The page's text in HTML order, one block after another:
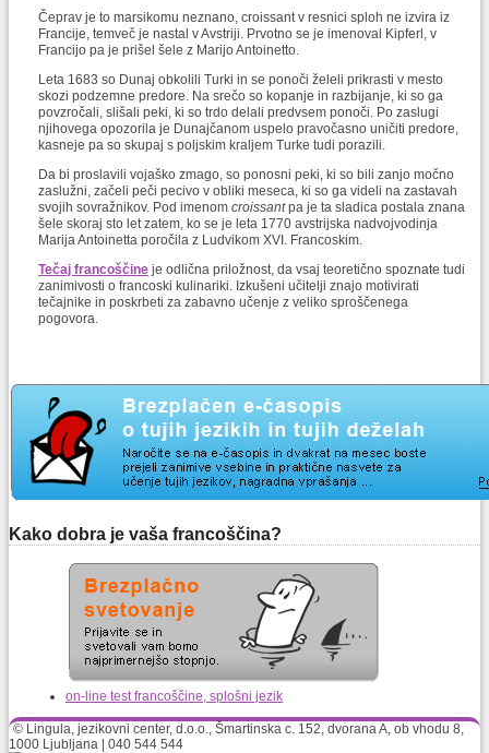
Čeprav je to marsikomu neznano, croissant v resnici sploh ne izvira iz
Francije, temveč je nastal v Avstriji. Prvotno se je imenoval Kipferl, v
Francijo pa je prišel šele z Marijo Antoinetto.
Leta 1683 so Dunaj obkolili Turki in se ponoči želeli prikrasti v mesto
skozi podzemne predore. Na srečo so kopanje in razbijanje, ki so ga
povzročali, slišali peki, ki so trdo delali predvsem ponoči. Po zaslugi
njihovega opozorila je Dunajčanom uspelo pravočasno uničiti predore,
kasneje pa so skupaj s poljskim kraljem Turke tudi porazili.
Da bi proslavili vojaško zmago, so ponosni peki, ki so bili zanjo močno
zaslužni, začeli peči pecivo v obliki meseca, ki so ga videli na zastavah
svojih sovražnikov. Pod imenom croissantpa je ta sladica postala znana
šele skoraj sto let zatem, ko se je leta 1770 avstrijska nadvojvodinja
Marija Antoinetta poročila z Ludvikom XVI. Francoskim.
Tečaj francoščine je odlična priložnost, da vsaj teoretično spoznate tudi
zanimivosti o francoski kulinariki. Izkušeni učitelji znajo motivirati
tečajnike in poskrbeti za zabavno učenje z veliko sproščenega
pogovora.
Kako dobra je vaša francoščina?
on-line test francoščine, splošni jezik
© Lingula, jezikovni center, d.o.o., Šmartinska c. 152, dvorana A, ob vhodu 8,
1000 Ljubljana | 040 544 544